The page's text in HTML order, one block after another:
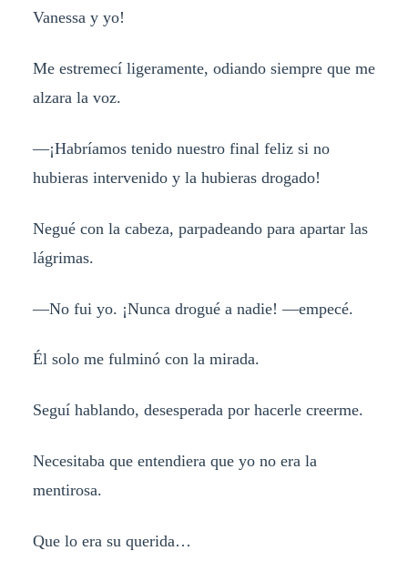
Vanessa y yo!
Me estremecí ligeramente, odiando siempre que me
alzara la voz.
—¡Habríamos tenido nuestro final feliz si no
hubieras intervenido y la hubieras drogado!
Negué con la cabeza, parpadeando para apartar las
lágrimas.
—No fui yo. ¡Nunca drogué a nadie! —empecé.
Él solo me fulminó con la mirada.
Seguí hablando, desesperada por hacerle creerme.
Necesitaba que entendiera que yo no era la
mentirosa.
Que lo era su querida…